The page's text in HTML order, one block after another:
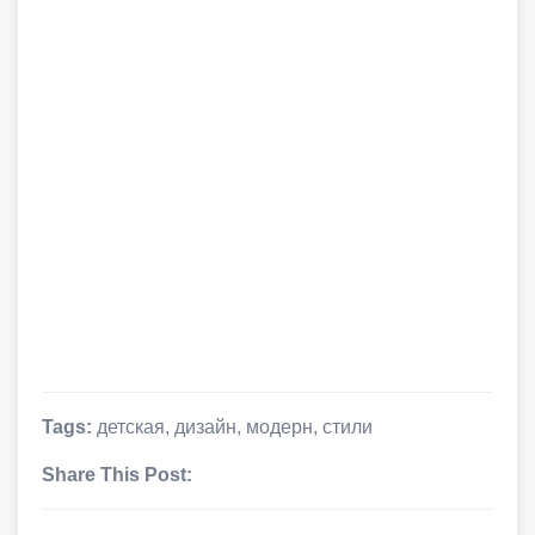
Tags: детская, дизайн, модерн, стили
Share This Post: